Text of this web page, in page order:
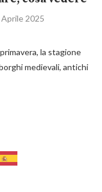
Aprile 2025
la stagione
medievali, antichi